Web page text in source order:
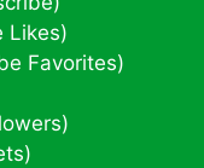
Likes)
Favorites)